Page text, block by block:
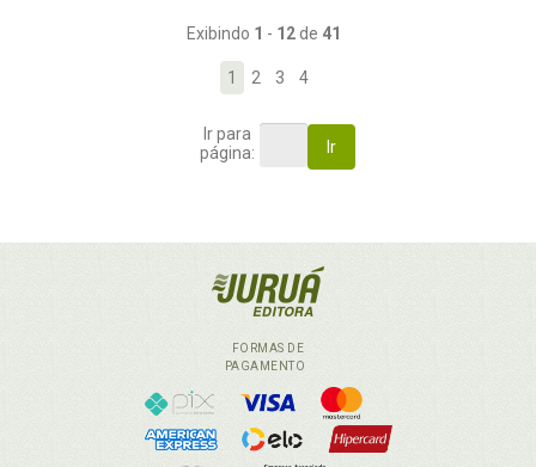
Exibindo 1 - 12de 41
1 2 3 4
Ir para
página:
Ir
FORMAS DE
PAGAMENTO